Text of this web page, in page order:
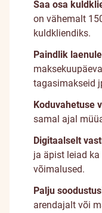
Saa osa
on vähemalt
kuldkliendiks.
Paindlik
tagasimakseid
Koduvahetuse
samal ajal
Digitaalselt
ja äpist leiad
võimalused.
Palju
arendajalt või